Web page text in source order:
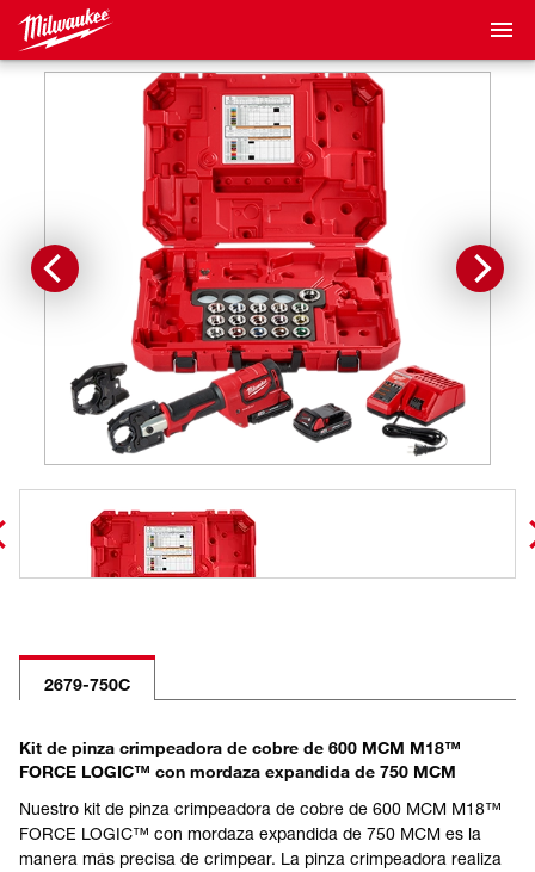
2679-750C
Kit de pinza crimpeadora de cobre de 600 MCM M18™
FORCE LOGIC™ con mordaza expandida de 750 MCM
Nuestro kit de pinza crimpeadora de cobre de 600 MCM M18™
FORCE LOGIC™ con mordaza expandida de 750 MCM es la
manera más precisa de crimpear. La pinza crimpeadora realiza